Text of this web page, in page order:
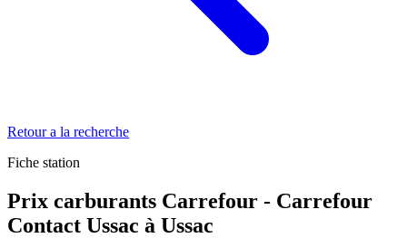
Retour a la recherche
Fiche station
Prix carburants Carrefour - Carrefour
Contact Ussac à Ussac